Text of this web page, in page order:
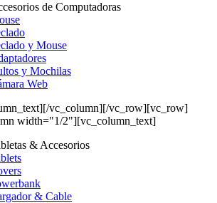
de Computadoras
y Mouse
y Mochilas
Web
vc_column][/vc_row][vc_row]
width="1/2"][vc_column_text]
& Accesorios
& Cable